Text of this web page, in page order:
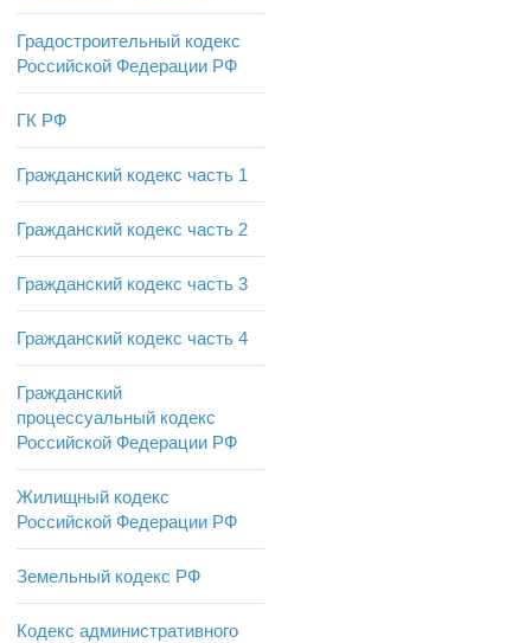
Градостроительный кодекс
Российской Федерации РФ
ГК РФ
Гражданский кодекс часть 1
Гражданский кодекс часть 2
Гражданский кодекс часть 3
Гражданский кодекс часть 4
Гражданский
процессуальный кодекс
Российской Федерации РФ
Жилищный кодекс
Российской Федерации РФ
Земельный кодекс РФ
Кодекс административного